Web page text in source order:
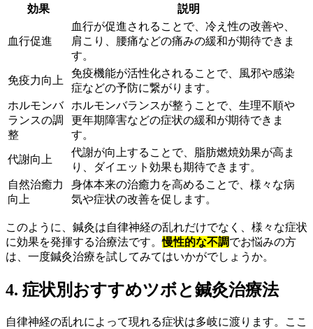
効果 説明
血行促進
血行が促進されることで、冷え性の改善や、
肩こり、腰痛などの痛みの緩和が期待できま
す。
免疫力向上
免疫機能が活性化されることで、風邪や感染
症などの予防に繋がります。
ホルモンバ
ランスの調
整
ホルモンバランスが整うことで、生理不順や
更年期障害などの症状の緩和が期待できま
す。
代謝向上
代謝が向上することで、脂肪燃焼効果が高ま
り、ダイエット効果も期待できます。
自然治癒力
向上
身体本来の治癒力を高めることで、様々な病
気や症状の改善を促します。
このように、鍼灸は自律神経の乱れだけでなく、様々な症状
に効果を発揮する治療法です。慢性的な不調でお悩みの方
は、一度鍼灸治療を試してみてはいかがでしょうか。
4. 症状別おすすめツボと鍼灸治療法
自律神経の乱れによって現れる症状は多岐に渡ります。ここ